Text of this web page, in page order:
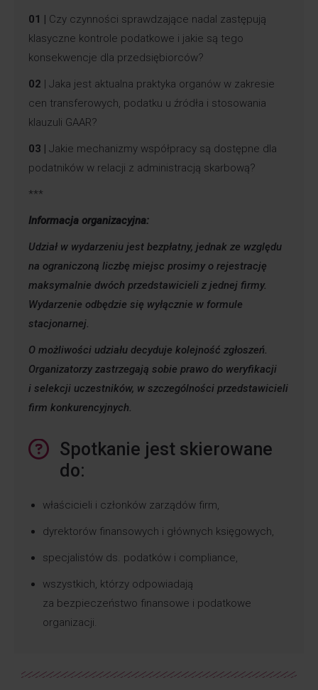
01 | Czy czynności sprawdzające nadal zastępują
klasyczne kontrole podatkowe i jakie są tego
konsekwencje dla przedsiębiorców?
02 | Jaka jest aktualna praktyka organów w zakresie
cen transferowych, podatku u źródła i stosowania
klauzuli GAAR?
03 | Jakie mechanizmy współpracy są dostępne dla
podatników w relacji z administracją skarbową?
***
Informacja organizacyjna:
Udział w wydarzeniu jest bezpłatny, jednak ze względu
na ograniczoną liczbę miejsc prosimy o rejestrację
maksymalnie dwóch przedstawicieli z jednej firmy.
Wydarzenie odbędzie się wyłącznie w formule
stacjonarnej.
O możliwości udziału decyduje kolejność zgłoszeń.
Organizatorzy zastrzegają sobie prawo do weryfikacji
i selekcji uczestników, w szczególności przedstawicieli
firm konkurencyjnych.
Spotkanie jest skierowane
do:
właścicieli i członków zarządów firm,
dyrektorów finansowych i głównych księgowych,
specjalistów ds. podatków i compliance,
wszystkich, którzy odpowiadają
za bezpieczeństwo finansowe i podatkowe
organizacji.